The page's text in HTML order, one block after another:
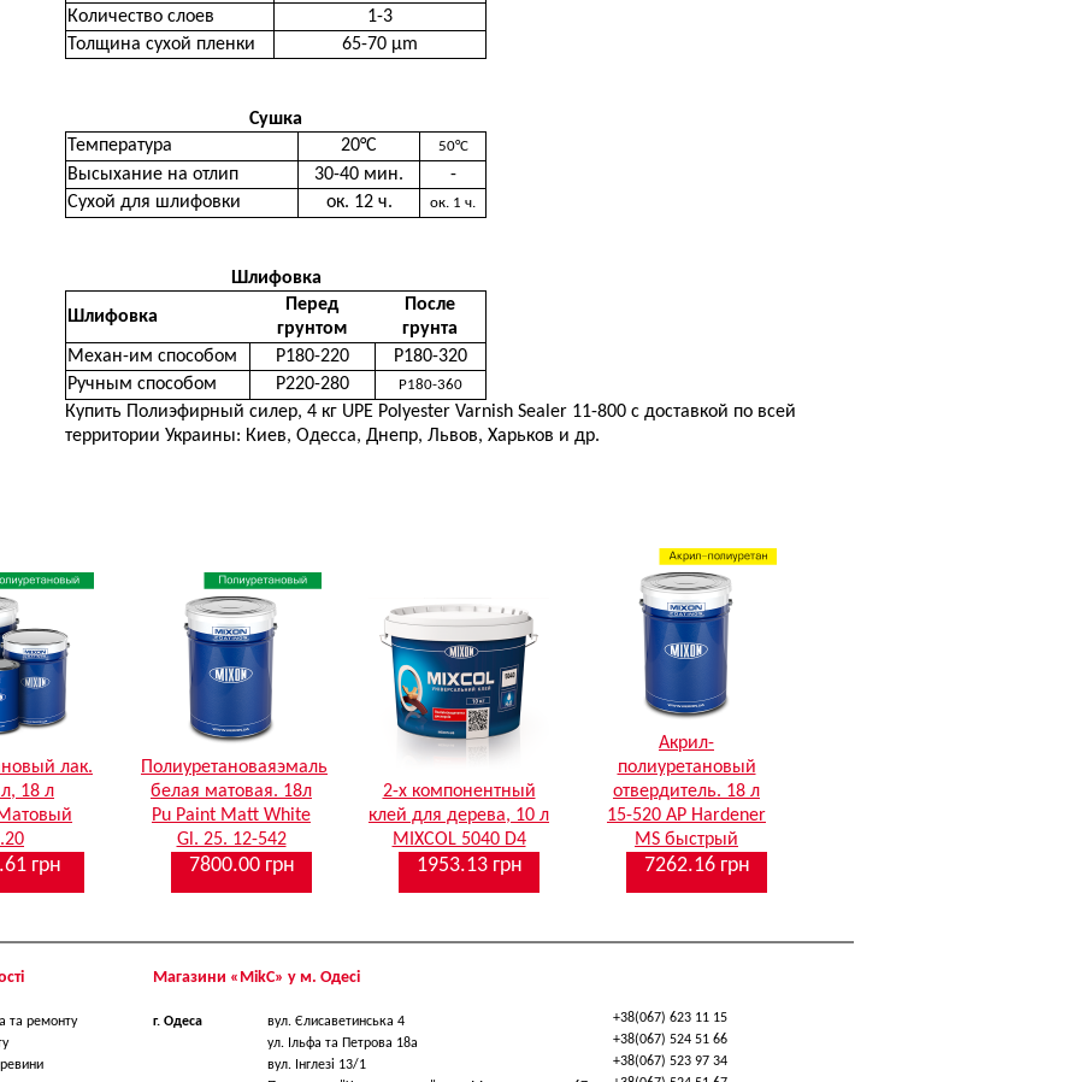
Количество слоев
1-3
Толщина сухой пленки
65-70 µm
Сушка
Температура
20°C 50°C
Высыхание на отлип 30-40 мин.
-
Сухой для шлифовки
ок. 12 ч. ок. 1 ч.
Шлифовка
Шлифовка
Перед
грунтом
После
грунта
Механ-им способом
Р180-220
Р180-320
Ручным способом
Р220-280 Р180-360
Купить Полиэфирный силер, 4 кг UPE Polyester Varnish Sealer 11-800 с доставкой по всей
территории Украины: Киев, Одесса, Днепр, Львов, Харьков и др.
лак.
18 л
грн
Полиуретановаяэмаль
белая матовая. 18л
Pu Paint Matt White
Gl. 25. 12-542
7800.00 грн
2-х компонентный
клей для дерева, 10 л
MIXCOL 5040 D4
1953.13 грн
Акрил-
полиуретановый
отвердитель. 18 л
15-520 AP Hardener
MS быстрый
7262.16 грн
та ремонту
Магазини «МikС» у м. Одесі
г. Одеса
вул. Єлисаветинська 4
ул. Ільфа та Петрова 18a
вул. Інглезі 13/1
+38(067) 623 11 15
+38(067) 524 51 66
+38(067) 523 97 34